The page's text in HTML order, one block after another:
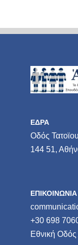
ΕΔΡΑ
Οδός
144 51,
ΕΠΙΚΟΙΝΩΝΙΑ
+30 698
Εθνική